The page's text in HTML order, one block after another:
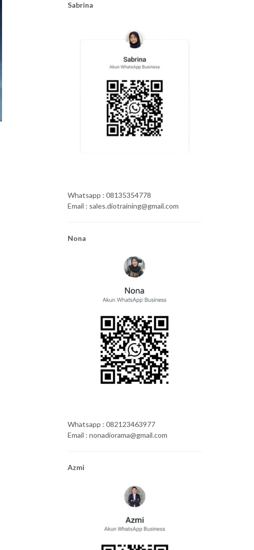
Sabrina
Whatsapp : 08135354778
Email : sales.diotraining@gmail.com
Nona
Whatsapp : 082123463977
Email : nonadiorama@gmail.com
Azmi